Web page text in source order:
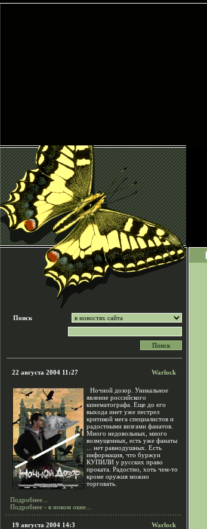
Поиск
22 августа 2004 11:27 Warlock
Ночной дозор. Уникальное
явление российского
кинематографа. Еще до его
выхода инет уже пестрел
критикой мега специалистов и
радостными визгами фанатов.
Много недовольных, много
возмущенных, есть уже фанаты
... нет равнодушных. Есть
информация, что буржуи
КУПИЛИ у русских право
проката. Радостно, хоть чем-то
кроме оружия можно
торговать.
Подробнее...
Подробнее - в новом окне...
19 августа 2004 14:3 Warlock